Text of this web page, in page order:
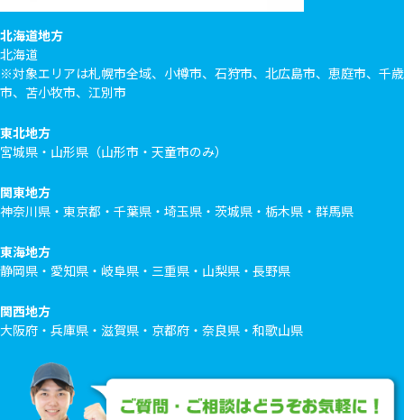
北海道地方
北海道
※対象エリアは札幌市全域、小樽市、石狩市、北広島市、恵庭市、千歳
市、苫小牧市、江別市
東北地方
宮城県・山形県（山形市・天童市のみ）
関東地方
神奈川県・東京都・千葉県・埼玉県・茨城県・栃木県・群馬県
東海地方
静岡県・愛知県・岐阜県・三重県・山梨県・長野県
関西地方
大阪府・兵庫県・滋賀県・京都府・奈良県・和歌山県